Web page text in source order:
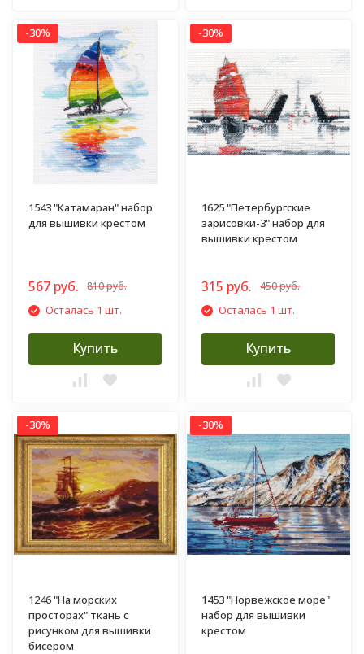
-30%
1543 "Катамаран" набор
для вышивки крестом
567 руб. 810 руб.
Осталась 1 шт.
Купить
-30%
1625 "Петербургские
зарисовки-3" набор для
вышивки крестом
315 руб. 450 руб.
Осталась 1 шт.
Купить
-30%
1246 "На морских
просторах" ткань с
рисунком для вышивки
бисером
-30%
1453 "Норвежское море"
набор для вышивки
крестом